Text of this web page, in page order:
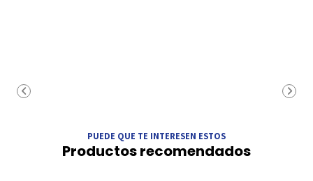
PUEDE QUE TE INTERESEN ESTOS
Productos recomendados